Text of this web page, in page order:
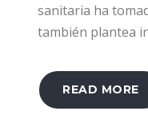
sanitaria ha
también plantea
READ MORE